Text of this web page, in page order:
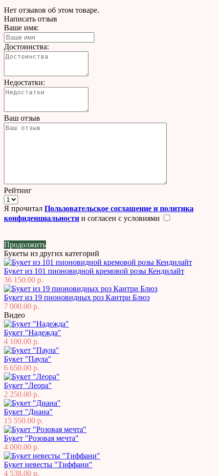
Нет отзывов об этом товаре.
Написать отзыв
Ваше имя:
Достоинства:
Недостатки:
Ваш отзыв
Рейтинг
Я прочитал Пользовательское соглашение и политика
конфиденциальности и согласен с условиями
Продолжить
Букеты из других категорий
Букет из 101 пионовидной кремовой розы Кендилайт
36 150.00 р.
Букет из 19 пионовидных роз Кантри Блюз
7 000.00 р.
Видео
Букет "Надежда"
4 100.00 р.
Букет "Паула"
6 650.00 р.
Букет "Леора"
2 250.00 р.
Букет "Диана"
15 550.00 р.
Букет "Розовая мечта"
4 000.00 р.
Букет невесты "Тиффани"
4 538.00 р.